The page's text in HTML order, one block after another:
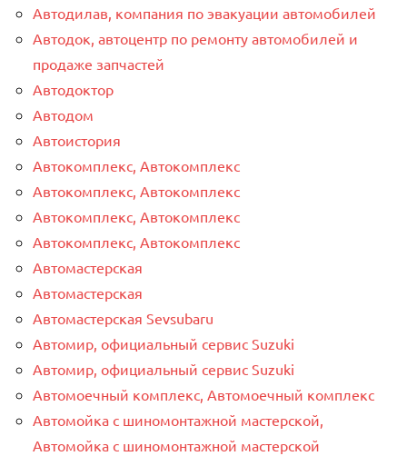
Автодилав, компания по эвакуации автомобилей
Автодок, автоцентр по ремонту автомобилей и
продаже запчастей
Автодоктор
Автодом
Автоистория
Автокомплекс, Автокомплекс
Автокомплекс, Автокомплекс
Автокомплекс, Автокомплекс
Автокомплекс, Автокомплекс
Автомастерская
Автомастерская
Автомастерская Sevsubaru
Автомир, официальный сервис Suzuki
Автомир, официальный сервис Suzuki
Автомоечный комплекс, Автомоечный комплекс
Автомойка с шиномонтажной мастерской,
Автомойка с шиномонтажной мастерской